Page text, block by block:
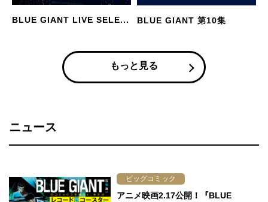
BLUE GIANT LIVE SELE... BLUE GIANT 第10集
もっと見る
ニュース
ビッグコミック
アニメ映画2.17公開！『BLUE